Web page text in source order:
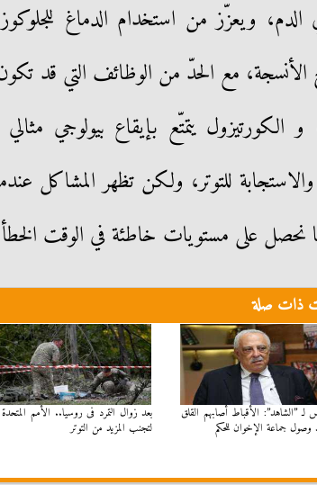
الدم، ويعزّز من استخدام الدماغ
مع الحدّ من الوظائف التي قد
و الكورتيزول يتمتّع بإيقاع بيولوجي
والاستجابة للتوتر، ولكن تظهر المشاكل
نحصل على مستويات خاطئة في الوقت
ذات صلة
لـ ”الشاهد”: الأقباط أصابهم القلق
وصول جماعة الإخوان للحكم
بعد زوال التمرد فى روسيا.. الأمم
لتجنب المزيد من التوتر